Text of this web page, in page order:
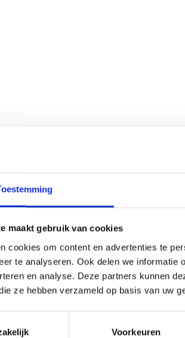
maakt gebruik van cookies
cookies om content en advertenties te
te analyseren. Ook delen we
en analyse. Deze partners kunnen
ze hebben verzameld op basis van uw
Voorkeuren
"Wir wollen, dass jeder
Sie uns die
aus und
Ihren
'Nein'!"